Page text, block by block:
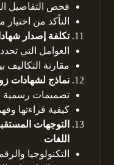
فحص التفاصيل
التأكد من
تكلفة إصدار
العوامل التي
مقارنة التكاليف
نماذج لشهادات
تصميمات رسمية
كيفية قراءتها
التوجهات
اللغات
التكنولوجيا